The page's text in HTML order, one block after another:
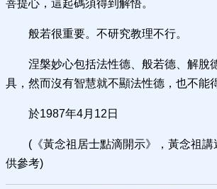
菩提心，這起碼須得到解悟。
般若很重要。不研究教理不行。
涅槃妙心包括法性德、般若德、解脫
具，然而沒有智慧就不顯法性德，也不能
於1987年4月12日
(《黃念祖居士點滴開示》，黃念祖
供參考)